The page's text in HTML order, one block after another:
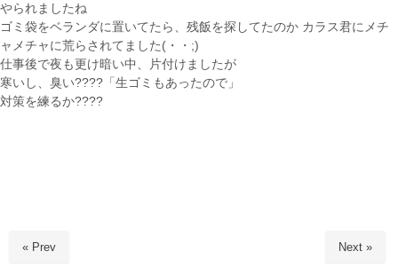
やられましたね
ゴミ袋をベランダに置いてたら、残飯を探してたのか カラス君にメチ
ャメチャに荒らされてました(・・;)
仕事後で夜も更け暗い中、片付けましたが
寒いし、臭い????「生ゴミもあったので」
対策を練るか????
« Prev Next »